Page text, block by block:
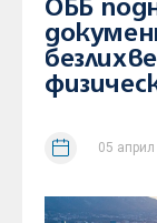
ОББ
05 април